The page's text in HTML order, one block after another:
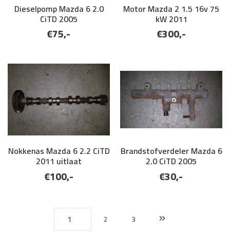
Dieselpomp Mazda 6 2.0
CiTD 2005
€75,-
Motor Mazda 2 1.5 16v 75
kW 2011
€300,-
Nokkenas Mazda 6 2.2 CiTD
2011 uitlaat
€100,-
Brandstofverdeler Mazda 6
2.0 CiTD 2005
€30,-
2 3